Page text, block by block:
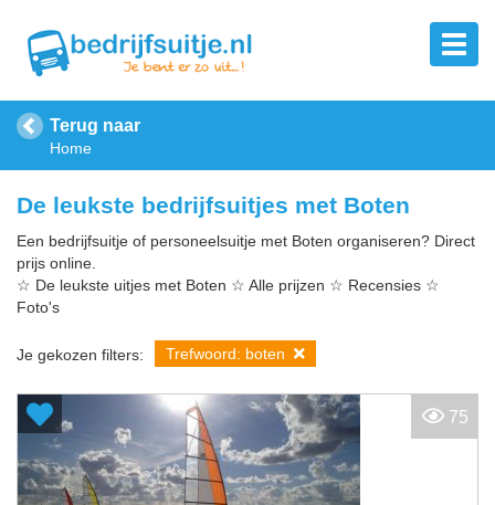
Terug naar
Home
De leukste bedrijfsuitjes met Boten
Een bedrijfsuitje of personeelsuitje met Boten organiseren? Direct
prijs online.
☆ De leukste uitjes met Boten ☆ Alle prijzen ☆ Recensies ☆
Foto's
Je gekozen filters: Trefwoord: boten
75